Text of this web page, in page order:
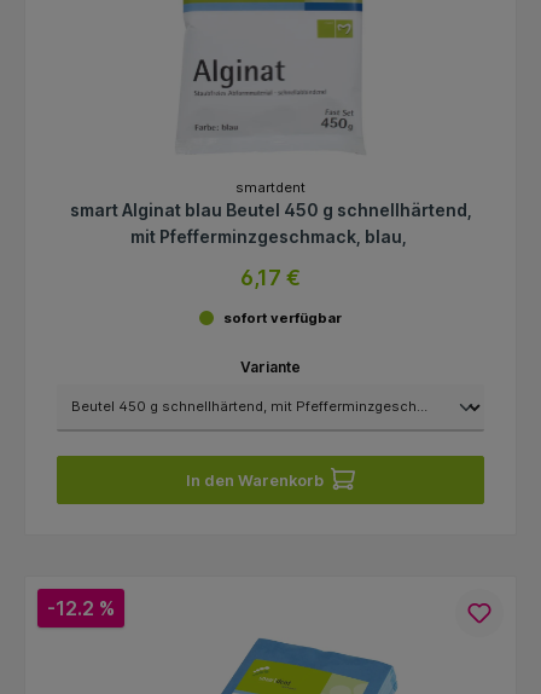
smartdent
smart Alginat blau Beutel 450 g schnellhärtend,
mit Pfefferminzgeschmack, blau,
6,17 €
sofort verfügbar
Variante
In den Warenkorb
-12.2 %